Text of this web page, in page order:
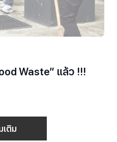
Waste” แล้ว !!!
เติม